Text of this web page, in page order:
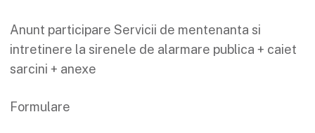
Anunt participare Servicii de mentenanta si
intretinere la sirenele de alarmare publica + caiet
sarcini + anexe
Formulare